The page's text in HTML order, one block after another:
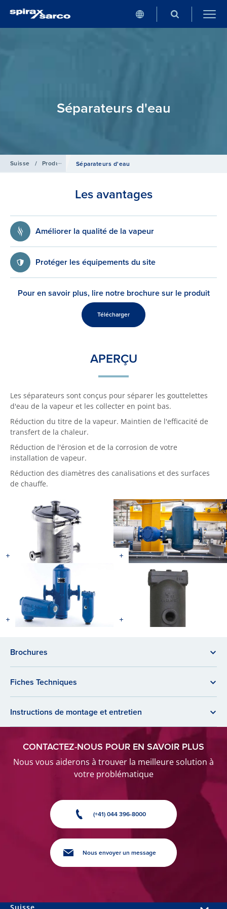
Séparateurs d'eau
Suisse / Produits Robinetterie et Accessoires
Séparateurs d'eau
Les avantages
Améliorer la qualité de la vapeur
Protéger les équipements du site
Pour en savoir plus, lire notre brochure sur le produit
Télécharger
APERÇU
Les séparateurs sont conçus pour séparer les gouttelettes
d'eau de la vapeur et les collecter en point bas.
Réduction du titre de la vapeur. Maintien de l'efficacité de
transfert de la chaleur.
Réduction de l'érosion et de la corrosion de votre
installation de vapeur.
Réduction des diamètres des canalisations et des surfaces
de chauffe.
Brochures
Fiches Techniques
Instructions de montage et entretien
CONTACTEZ-NOUS POUR EN SAVOIR PLUS
Nous vous aiderons à trouver la meilleure solution à
votre problématique
(+41) 044 396-8000
Nous envoyer un message